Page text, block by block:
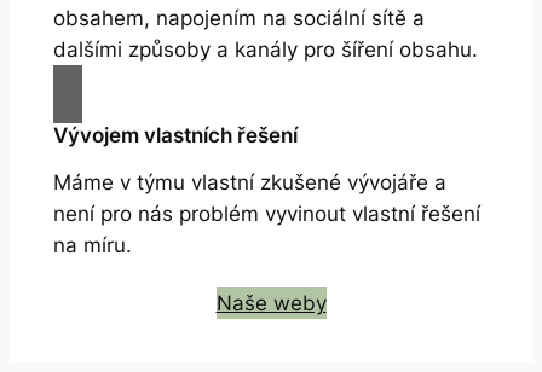
obsahem, napojením na sociální sítě a
dalšími způsoby a kanály pro šíření obsahu.
Vývojem vlastních řešení
Máme v týmu vlastní zkušené vývojáře a
není pro nás problém vyvinout vlastní řešení
na míru.
Naše weby